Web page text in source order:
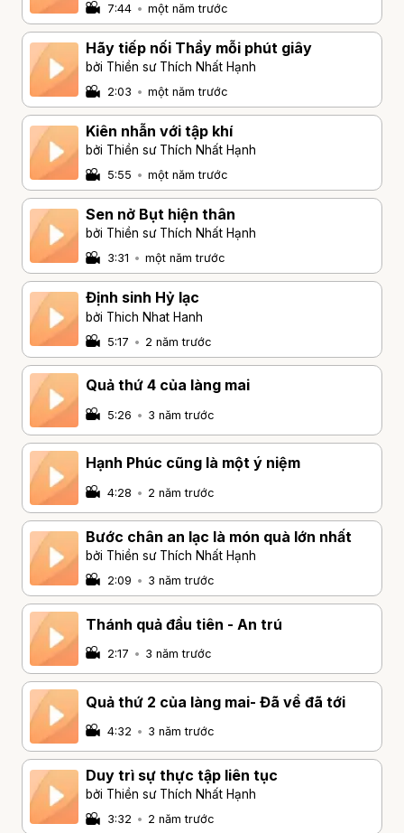
7:44 • một năm trước
Hãy tiếp nối Thầy mỗi phút giây
bởi Thiền sư Thích Nhất Hạnh
2:03 • một năm trước
Kiên nhẫn với tập khí
bởi Thiền sư Thích Nhất Hạnh
5:55 • một năm trước
Sen nở Bụt hiện thân
bởi Thiền sư Thích Nhất Hạnh
3:31 • một năm trước
Định sinh Hỷ lạc
bởi Thich Nhat Hanh
5:17 • 2 năm trước
Quả thứ 4 của làng mai
5:26 • 3 năm trước
Hạnh Phúc cũng là một ý niệm
4:28 • 2 năm trước
Bước chân an lạc là món quà lớn nhất
bởi Thiền sư Thích Nhất Hạnh
2:09 • 3 năm trước
Thánh quả đầu tiên - An trú
2:17 • 3 năm trước
Quả thứ 2 của làng mai- Đã về đã tới
4:32 • 3 năm trước
Duy trì sự thực tập liên tục
bởi Thiền sư Thích Nhất Hạnh
3:32 • 2 năm trước